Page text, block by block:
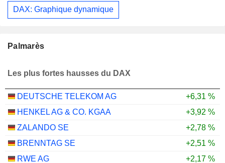
DAX: Graphique dynamique
Palmarès
Les plus fortes hausses du DAX
DEUTSCHE TELEKOM AG
+6,31 %
HENKEL AG & CO. KGAA
+3,92 %
ZALANDO SE
+2,78 %
BRENNTAG SE
+2,51 %
RWE AG
+2,17 %